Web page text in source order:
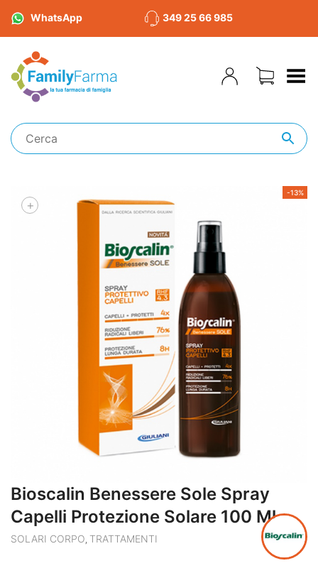
WhatsApp 349 25 66 985
Toggle Menu
-13%
+
Bioscalin Benessere Sole Spray
Capelli Protezione Solare 100 Ml
SOLARI CORPO, TRATTAMENTI